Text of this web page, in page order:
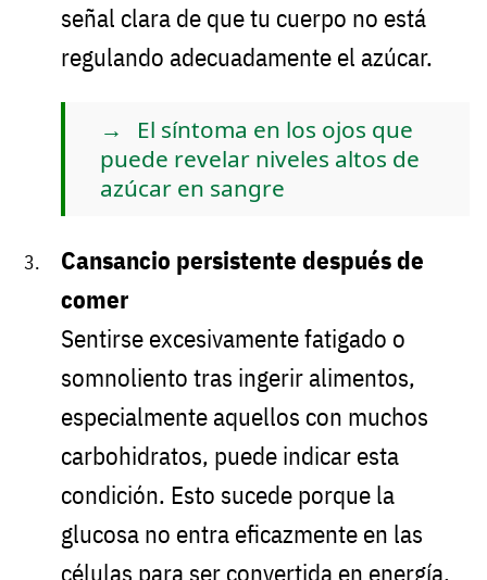
señal clara de que tu cuerpo no está
regulando adecuadamente el azúcar.
El síntoma en los ojos que
puede revelar niveles altos de
azúcar en sangre
Cansancio persistente después de
comer
Sentirse excesivamente fatigado o
somnoliento tras ingerir alimentos,
especialmente aquellos con muchos
carbohidratos, puede indicar esta
condición. Esto sucede porque la
glucosa no entra eficazmente en las
células para ser convertida en energía,